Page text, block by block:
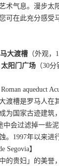
术气息。漫步太
可在此充分感受
大渡槽 （外观
太阳门广场 （30
aqueduct
渡槽是罗马人在
为国家古迹建筑
中会过滤掉一些
。1997年以来进
Segovia】
的贵妇」的美誉